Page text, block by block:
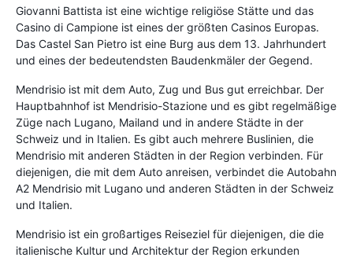
Giovanni Battista ist eine wichtige religiöse Stätte und das
Casino di Campione ist eines der größten Casinos Europas.
Das Castel San Pietro ist eine Burg aus dem 13. Jahrhundert
und eines der bedeutendsten Baudenkmäler der Gegend.
Mendrisio ist mit dem Auto, Zug und Bus gut erreichbar. Der
Hauptbahnhof ist Mendrisio-Stazione und es gibt regelmäßige
Züge nach Lugano, Mailand und in andere Städte in der
Schweiz und in Italien. Es gibt auch mehrere Buslinien, die
Mendrisio mit anderen Städten in der Region verbinden. Für
diejenigen, die mit dem Auto anreisen, verbindet die Autobahn
A2 Mendrisio mit Lugano und anderen Städten in der Schweiz
und Italien.
Mendrisio ist ein großartiges Reiseziel für diejenigen, die die
italienische Kultur und Architektur der Region erkunden